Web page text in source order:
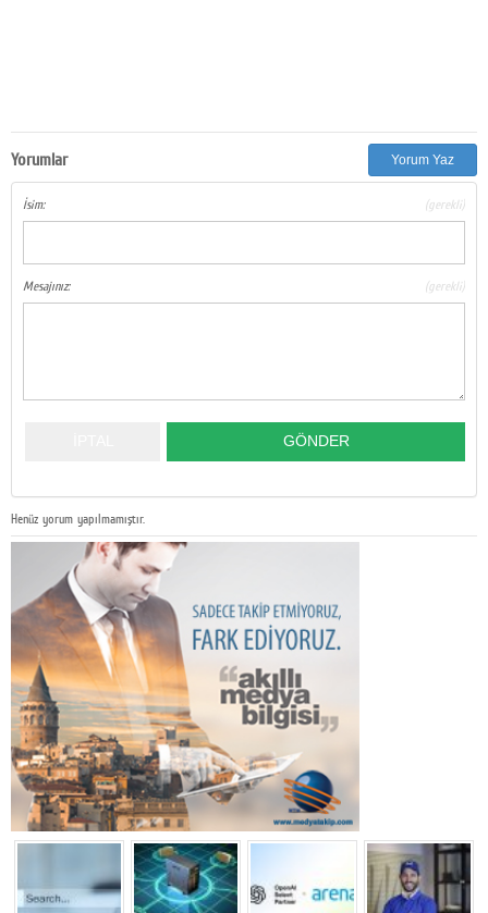
Yorumlar Yorum Yaz
İsim: (gerekli)
Mesajınız: (gerekli)
Henüz yorum yapılmamıştır.